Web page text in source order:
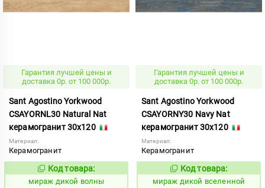
Гарантия лучшей цены и
доставка 0р. от 100 000р.
Sant Agostino Yorkwood
CSAYORNL30 Natural Nat
керамогранит 30x120
Материал:
Керамогранит
987512
Код товара:
мираж дикой волны
Гарантия лучшей цены и
доставка 0р. от 100 000р.
Sant Agostino Yorkwood
CSAYORNY30 Navy Nat
керамогранит 30x120
Материал:
Керамогранит
987513
Код товара:
мираж дикой вселенной